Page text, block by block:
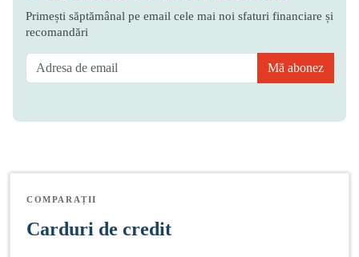
Primești săptămânal pe email cele mai noi sfaturi financiare și
recomandări
Mă abonez
COMPARAȚII
Carduri de credit